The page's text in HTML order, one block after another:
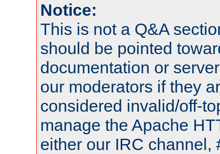
Notice:
This is not a Q&A
should be pointed
documentation or
our moderators if they
considered invalid/off-
manage the Apache
either our IRC channel,